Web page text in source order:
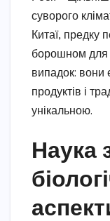
суворого
Китаї, предку
борошном для
випадок: вони
продуктів і
унікальною.
Наука